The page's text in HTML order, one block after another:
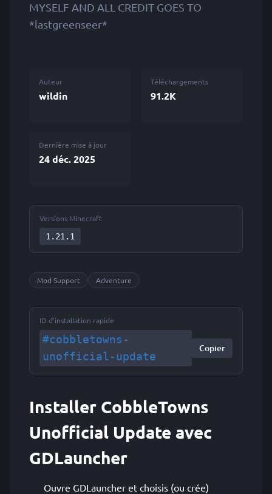
MYSELF AND ALL CREDIT GOES TO
*lastgreenseer*
Auteur
wildin
Téléchargements
91.2K
Dernière mise à jour
24 déc. 2025
Versions Minecraft
1.21.1
Mod Support Adventure
ID d'installation rapide
#cobbletowns-
unofficial-update
Copier
Installer CobbleTowns
Unofficial Update avec
GDLauncher
Ouvre GDLauncher et choisis (ou crée)